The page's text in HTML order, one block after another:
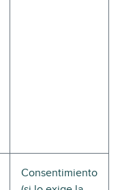
Consentimiento